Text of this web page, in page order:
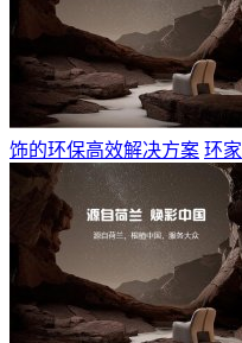
饰的环保高效解决方案 环家